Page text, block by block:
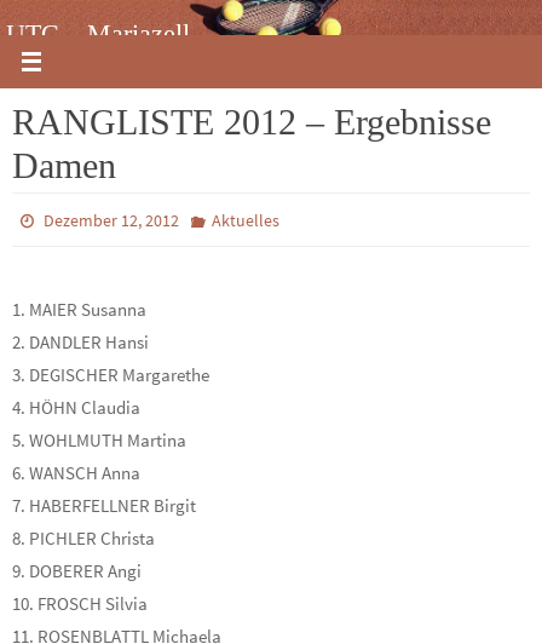
Zum
Inhalt
UTC – Mariazell
RANGLISTE 2012 – Ergebnisse
Damen
Dezember 12, 2012 Aktuelles
1. MAIER Susanna
2. DANDLER Hansi
3. DEGISCHER Margarethe
4. HÖHN Claudia
5. WOHLMUTH Martina
6. WANSCH Anna
7. HABERFELLNER Birgit
8. PICHLER Christa
9. DOBERER Angi
10. FROSCH Silvia
11. ROSENBLATTL Michaela